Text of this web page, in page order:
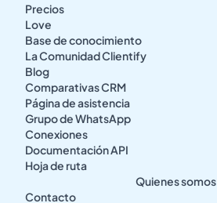
Precios
Love
Base de conocimiento
La Comunidad Clientify
Blog
Comparativas CRM
Página de asistencia
Grupo de WhatsApp
Conexiones
Documentación API
Hoja de ruta
Quienes somos
Contacto